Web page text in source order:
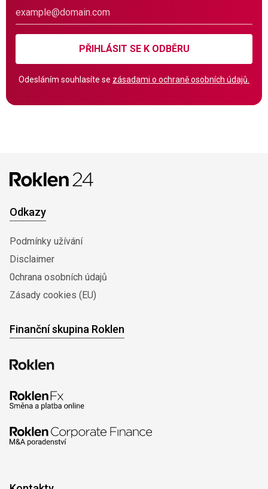
PŘIHLÁSIT SE K ODBĚRU
Odesláním souhlasíte se zásadami o ochraně osobních údajů.
Odkazy
Podmínky užívání
Disclaimer
0chrana osobních údajů
Zásady cookies (EU)
Finanční skupina Roklen